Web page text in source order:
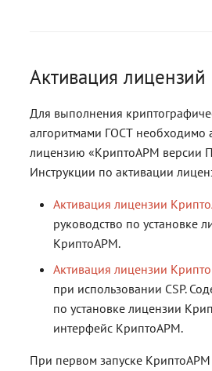
Активация лицензий
Для выполнения
алгоритмами ГОСТ необходимо
лицензию «КриптоАРМ версии
Инструкции по активации
Активация лицензии
руководство по установке
КриптоАРМ.
Активация лицензии
при использовании CSP.
по установке лицензии
интерфейс КриптоАРМ.
При первом запуске КриптоАРМ